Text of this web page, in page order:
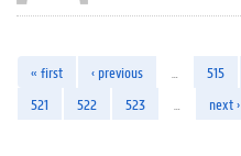
« first ‹ previous 515
521
522 523 next ›